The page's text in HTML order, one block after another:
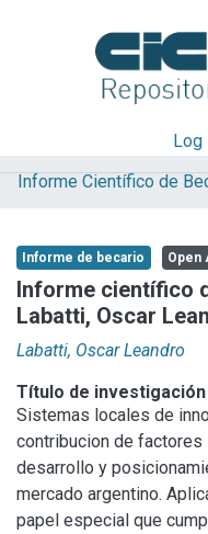
Log
Explorar
Aportar material
Statistics
Informe Científico de
Informe de becario Open
Informe científico
Labatti, Oscar
Labatti, Oscar Leandro
Título de investigación
Sistemas locales de
contribucion de
desarrollo y
mercado argentino.
papel especial que